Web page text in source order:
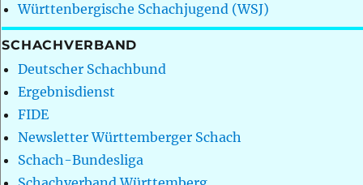
Württenbergische Schachjugend (WSJ)
SCHACHVERBAND
Deutscher Schachbund
Ergebnisdienst
FIDE
Newsletter Württemberger Schach
Schach-Bundesliga